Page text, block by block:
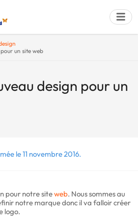
un site web
design pour un
le 11 novembre 2016.
pour notre siteweb. Nous sommes au
notre marque donc il va falloir créer
logo.